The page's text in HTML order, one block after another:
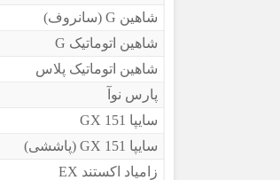
شاهین G (سانروف)
شاهین اتوماتیک G
شاهین اتوماتیک پلاس
پارس نوآ
سایپا 151 GX
سایپا 151 GX (پاششی)
زامیاد اکستند EX